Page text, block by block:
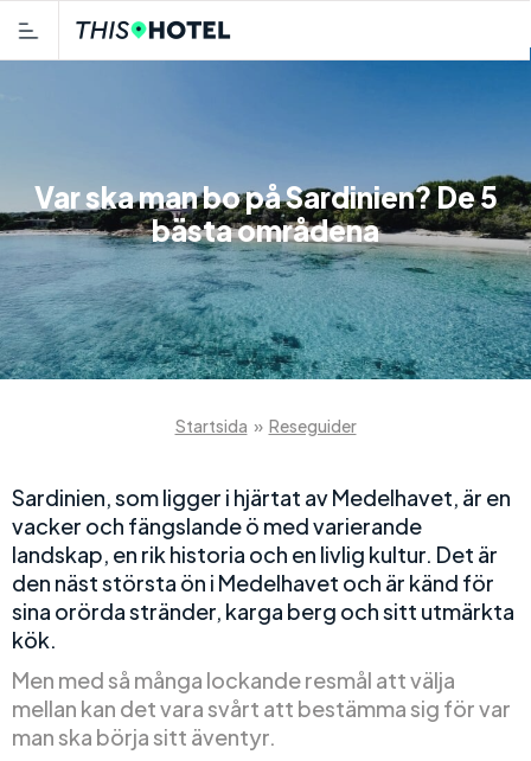
Var ska man bo på Sardinien? De 5
bästa områdena
Startsida » Reseguider
Sardinien, som ligger i hjärtat av Medelhavet, är en
vacker och fängslande ö med varierande
landskap, en rik historia och en livlig kultur. Det är
den näst största ön i Medelhavet och är känd för
sina orörda stränder, karga berg och sitt utmärkta
kök.
Men med så många lockande resmål att välja
mellan kan det vara svårt att bestämma sig för var
man ska börja sitt äventyr.